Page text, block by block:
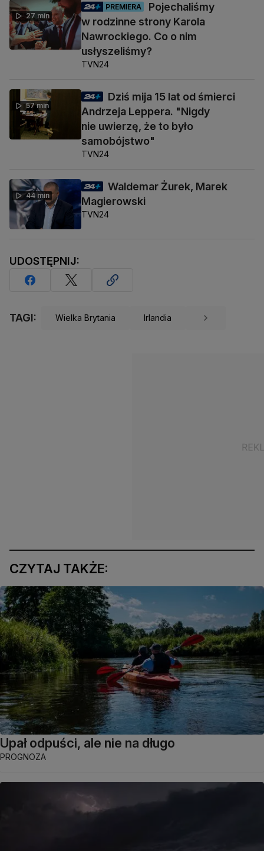
27 min
PREMIERA
Pojechaliśmy
w rodzinne strony Karola
Nawrockiego. Co o nim
usłyszeliśmy?
TVN24
57 min
Dziś mija 15 lat od śmierci
Andrzeja Leppera. "Nigdy
nie uwierzę, że to było
samobójstwo"
TVN24
44 min
Waldemar Żurek, Marek
Magierowski
TVN24
UDOSTĘPNIJ:
TAGI: Wielka Brytania Irlandia
CZYTAJ TAKŻE:
Upał odpuści, ale nie na długo
PROGNOZA